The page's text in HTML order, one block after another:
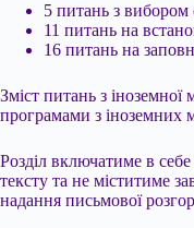
5 питань з вибором
11 питань на
16 питань на
Зміст питань з іноземної
програмами з іноземних
Розділ включатиме в
тексту та не міститиме
надання письмової